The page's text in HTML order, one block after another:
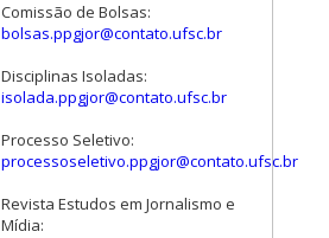
Comissão de Bolsas:
bolsas.ppgjor@contato.ufsc.br
Disciplinas Isoladas:
isolada.ppgjor@contato.ufsc.br
Processo Seletivo:
processoseletivo.ppgjor@contato.ufsc.br
Revista Estudos em Jornalismo e
Mídia: